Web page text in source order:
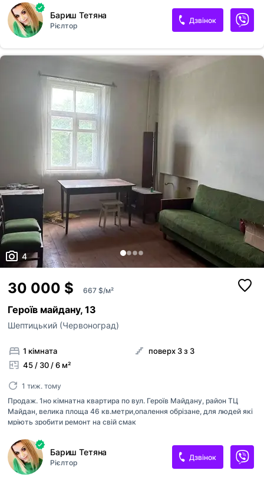
Бариш Тетяна
Рієлтор
Дзвінок
4
30 000 $ 667 $/м²
Героїв майдану, 13
Шептицький (Червоноград)
1 кімната
45 / 30 / 6 м²
поверх 3 з 3
1 тиж. тому
Продаж. 1но кімнатна квартира по вул. Героїв Майдану, район ТЦ
Майдан, велика площа 46 кв.метри,опалення обрізане, для людей які
мріють зробити ремонт на свій смак
Бариш Тетяна
Рієлтор
Дзвінок